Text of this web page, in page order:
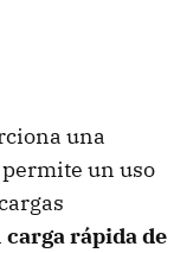
una
un uso
carga rápida de